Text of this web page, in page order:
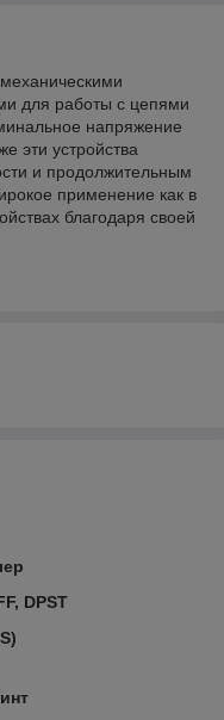
для работы с цепями
напряжение
эти устройства
и продолжительным
применение как в
благодаря своей
DPST